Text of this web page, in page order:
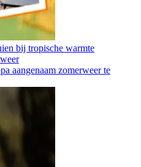
bij tropische warmte
aangenaam zomerweer te